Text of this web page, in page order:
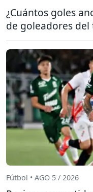
¿Cuántos goles
de goleadores
Fútbol • AGO 5 / 2026